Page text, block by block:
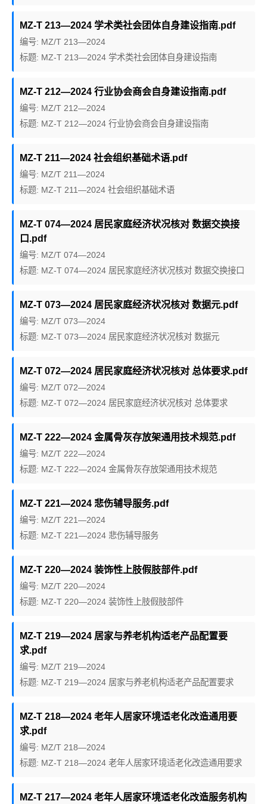
MZ-T 213—2024 学术类社会团体自身建设指南.pdf
编号: MZ/T 213—2024
标题: MZ-T 213—2024 学术类社会团体自身建设指南
MZ-T 212—2024 行业协会商会自身建设指南.pdf
编号: MZ/T 212—2024
标题: MZ-T 212—2024 行业协会商会自身建设指南
MZ-T 211—2024 社会组织基础术语.pdf
编号: MZ/T 211—2024
标题: MZ-T 211—2024 社会组织基础术语
MZ-T 074—2024 居民家庭经济状况核对 数据交换接
口.pdf
编号: MZ/T 074—2024
标题: MZ-T 074—2024 居民家庭经济状况核对 数据交换接口
MZ-T 073—2024 居民家庭经济状况核对 数据元.pdf
编号: MZ/T 073—2024
标题: MZ-T 073—2024 居民家庭经济状况核对 数据元
MZ-T 072—2024 居民家庭经济状况核对 总体要求.pdf
编号: MZ/T 072—2024
标题: MZ-T 072—2024 居民家庭经济状况核对 总体要求
MZ-T 222—2024 金属骨灰存放架通用技术规范.pdf
编号: MZ/T 222—2024
标题: MZ-T 222—2024 金属骨灰存放架通用技术规范
MZ-T 221—2024 悲伤辅导服务.pdf
编号: MZ/T 221—2024
标题: MZ-T 221—2024 悲伤辅导服务
MZ-T 220—2024 装饰性上肢假肢部件.pdf
编号: MZ/T 220—2024
标题: MZ-T 220—2024 装饰性上肢假肢部件
MZ-T 219—2024 居家与养老机构适老产品配置要
求.pdf
编号: MZ/T 219—2024
标题: MZ-T 219—2024 居家与养老机构适老产品配置要求
MZ-T 218—2024 老年人居家环境适老化改造通用要
求.pdf
编号: MZ/T 218—2024
标题: MZ-T 218—2024 老年人居家环境适老化改造通用要求
MZ-T 217—2024 老年人居家环境适老化改造服务机构